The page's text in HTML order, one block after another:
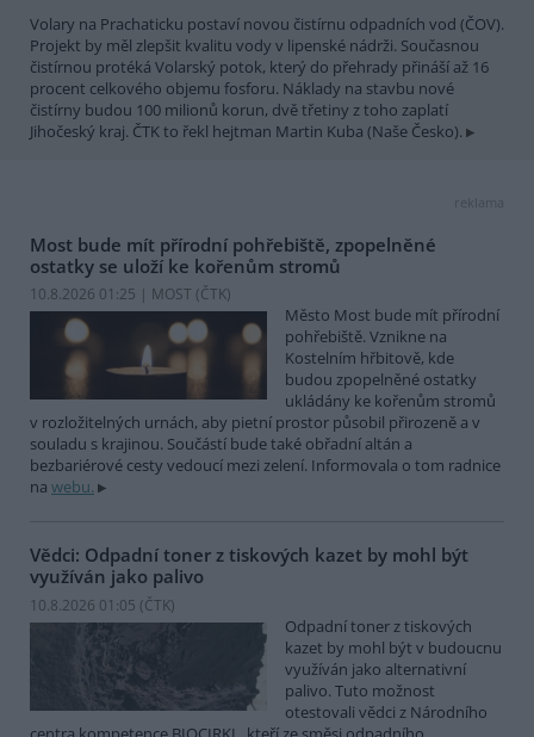
Volary na Prachaticku postaví novou čistírnu odpadních vod (ČOV).
Projekt by měl zlepšit kvalitu vody v lipenské nádrži. Současnou
čistírnou protéká Volarský potok, který do přehrady přináší až 16
procent celkového objemu fosforu. Náklady na stavbu nové
čistírny budou 100 milionů korun, dvě třetiny z toho zaplatí
Jihočeský kraj. ČTK to řekl hejtman Martin Kuba (Naše Česko).
reklama
Most bude mít přírodní pohřebiště, zpopelněné
ostatky se uloží ke kořenům stromů
10.8.2026 01:25 | MOST (ČTK)
Město Most bude mít přírodní
pohřebiště. Vznikne na
Kostelním hřbitově, kde
budou zpopelněné ostatky
ukládány ke kořenům stromů
v rozložitelných urnách, aby pietní prostor působil přirozeně a v
souladu s krajinou. Součástí bude také obřadní altán a
bezbariérové cesty vedoucí mezi zelení. Informovala o tom radnice
na webu.
Vědci: Odpadní toner z tiskových kazet by mohl být
využíván jako palivo
10.8.2026 01:05 (ČTK)
Odpadní toner z tiskových
kazet by mohl být v budoucnu
využíván jako alternativní
palivo. Tuto možnost
otestovali vědci z Národního